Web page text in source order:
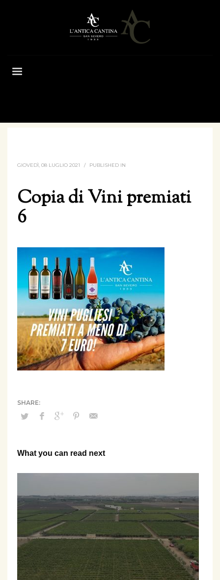
GIOVEDÌ, 08 LUGLIO 2021 / PUBLISHED IN
Copia di Vini premiati
6
What you can read next